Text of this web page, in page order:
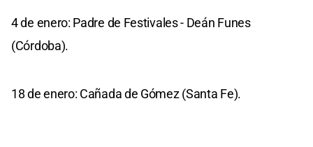
4 de enero: Padre de Festivales - Deán Funes
(Córdoba).
18 de enero: Cañada de Gómez (Santa Fe).